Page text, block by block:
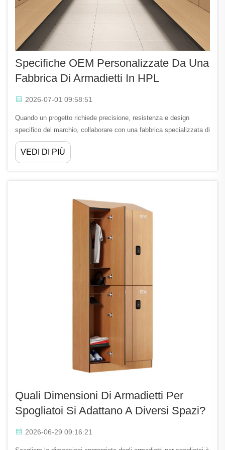
Specifiche OEM Personalizzate Da Una
Fabbrica Di Armadietti In HPL
2026-07-01 09:58:51
Quando un progetto richiede precisione, resistenza e design
specifico del marchio, collaborare con una fabbrica specializzata di
armadietti in HPL diventa essenziale. Una fabbrica di armadietti in
HPL non produce semplicemente unità di stoccaggio standard su
VEDI DI PIÙ
Quali Dimensioni Di Armadietti Per
Spogliatoi Si Adattano A Diversi Spazi?
2026-06-29 09:16:21